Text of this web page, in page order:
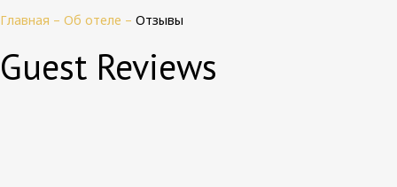
Главная – Об отеле – Отзывы
Guest Reviews